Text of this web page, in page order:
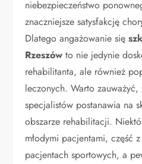
niebezpieczeństwo
znaczniejsze satysfakcję
Dlatego angażowanie się
Rzeszów to nie jedynie
rehabilitanta, ale również
leczonych. Warto
specjalistów postanawia na
obszarze rehabilitacji.
młodymi pacjentami, część
pacjentach sportowych, a